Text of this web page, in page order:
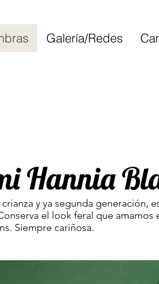
Galería/Redes
Hannia
y ya segunda generación,
el look feral que amamos
Siempre cariñosa.